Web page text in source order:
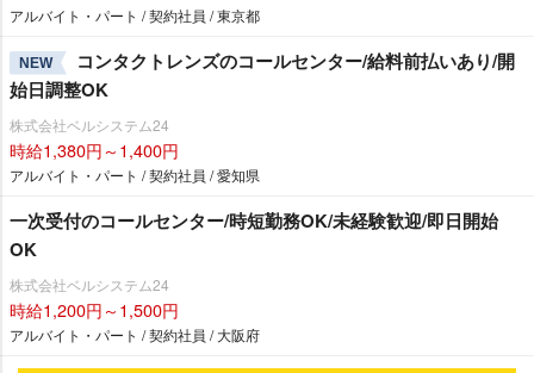
アルバイト・パート / 契約社員 / 東京都
NEW
コンタクトレンズのコールセンター/給料前払いあり/開
始日調整OK
株式会社ベルシステム24
時給1,380円～1,400円
アルバイト・パート / 契約社員 / 愛知県
一次受付のコールセンター/時短勤務OK/未経験歓迎/即日開始
OK
株式会社ベルシステム24
時給1,200円～1,500円
アルバイト・パート / 契約社員 / 大阪府